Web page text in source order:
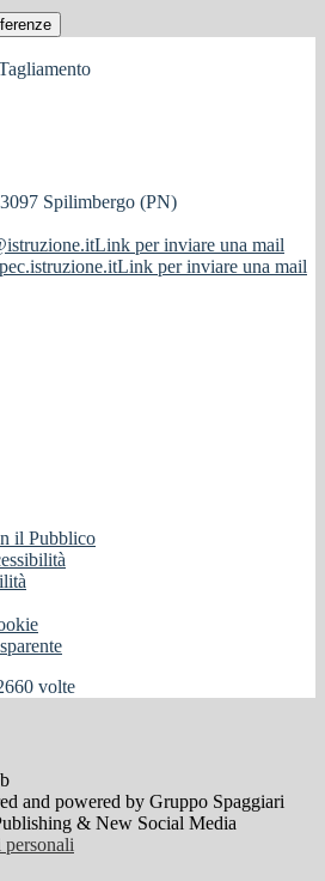
Spilimbergo (PN)
Link per inviare una mail
Link per inviare una mail
il Pubblico
volte
and powered by Gruppo Spaggiari
& New Social Media